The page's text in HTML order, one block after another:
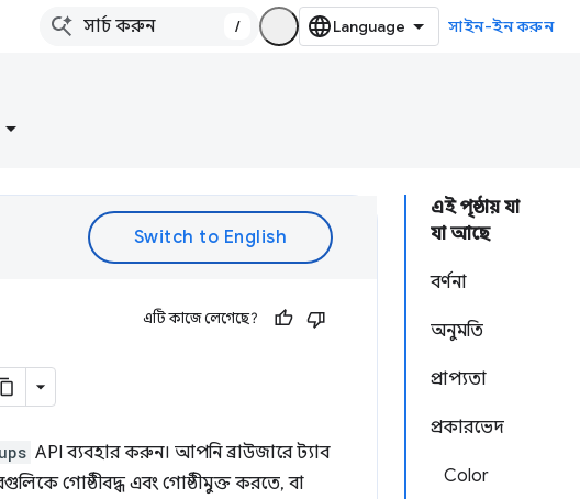
/ সাইন-ইন করুন
এই পৃষ্ঠায় যা
যা আছে
বর্ণনা
অনুমতি
প্রাপ্যতা
প্রকারভেদ
Color
এটি কাজে লেগেছে?
API ব্যবহার করুন। আপনি ব্রাউজারে ট্যাব
গোষ্ঠীবদ্ধ এবং গোষ্ঠীমুক্ত করতে, বা